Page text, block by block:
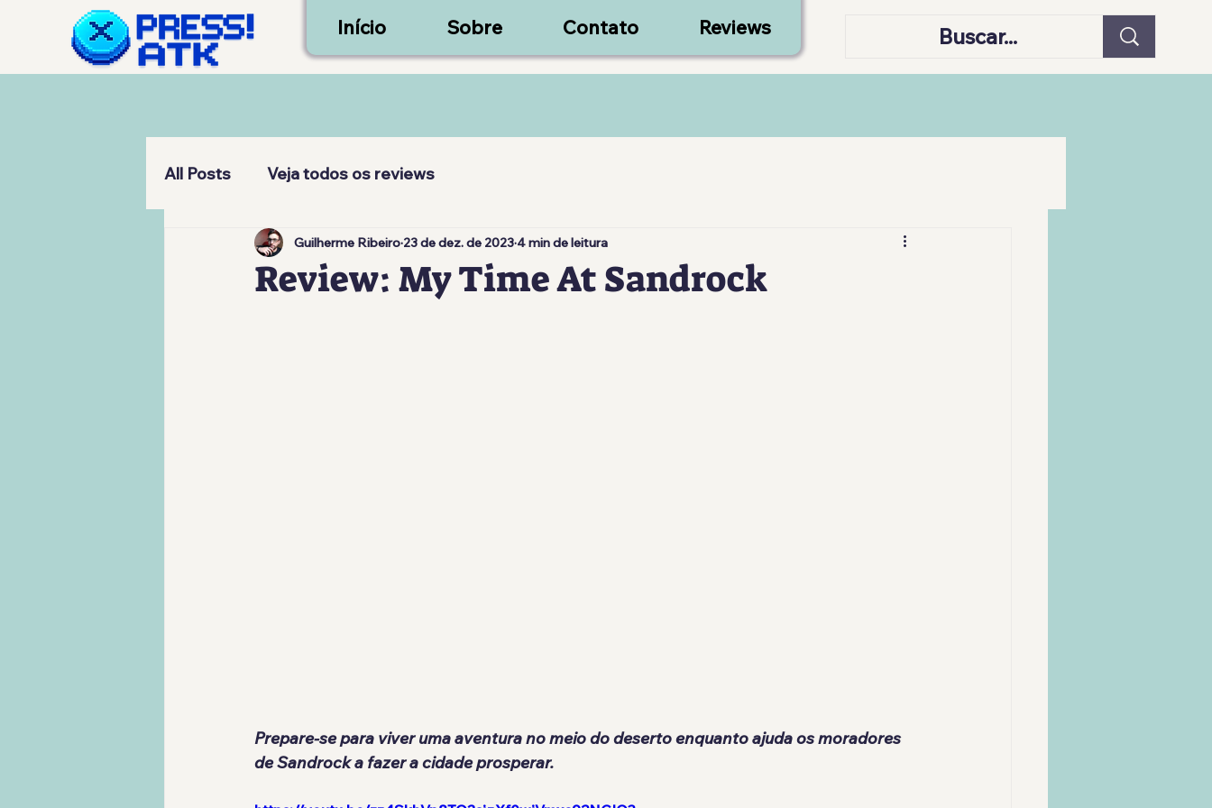
Início Sobre Contato Reviews
All Posts Veja todos os reviews
Review: My Time At Sandrock
Guilherme Ribeiro 23 de dez. de 2023 4 min de leitura
Prepare-se para viver uma aventura no meio do deserto enquanto ajuda os moradores
de Sandrock a fazer a cidade prosperar.